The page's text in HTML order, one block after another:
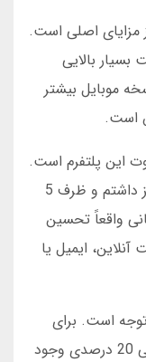
مزایای اصلی است.
بالایی
موبایل بیشتر
است.
قوت این پلتفرم است.
من یک بار در ساعت 2 شب مشکل واریز داشتم و ظرف 5
واقعاً تحسین
ایمیل یا
است. برای
کاربران جدید، یک بونوس خوش آمدگویی 20 درصدی وجود